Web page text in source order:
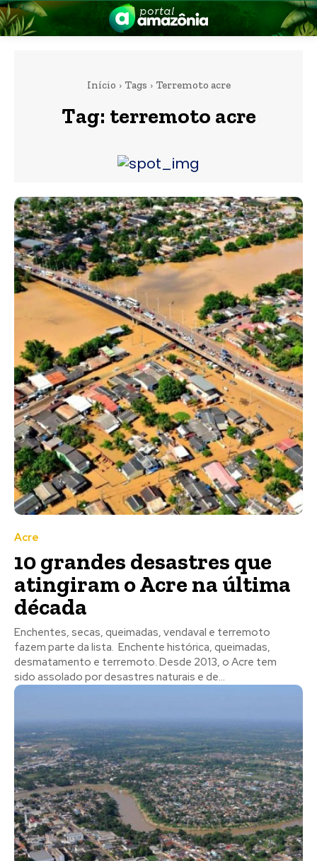
Amazônia
Início Tags Terremoto acre
Tag: terremoto acre
Acre
10 grandes desastres que
atingiram o Acre na última
década
Enchentes, secas, queimadas, vendaval e terremoto
fazem parte da lista. Enchente histórica, queimadas,
desmatamento e terremoto. Desde 2013, o Acre tem
sido assolado por desastres naturais e de...